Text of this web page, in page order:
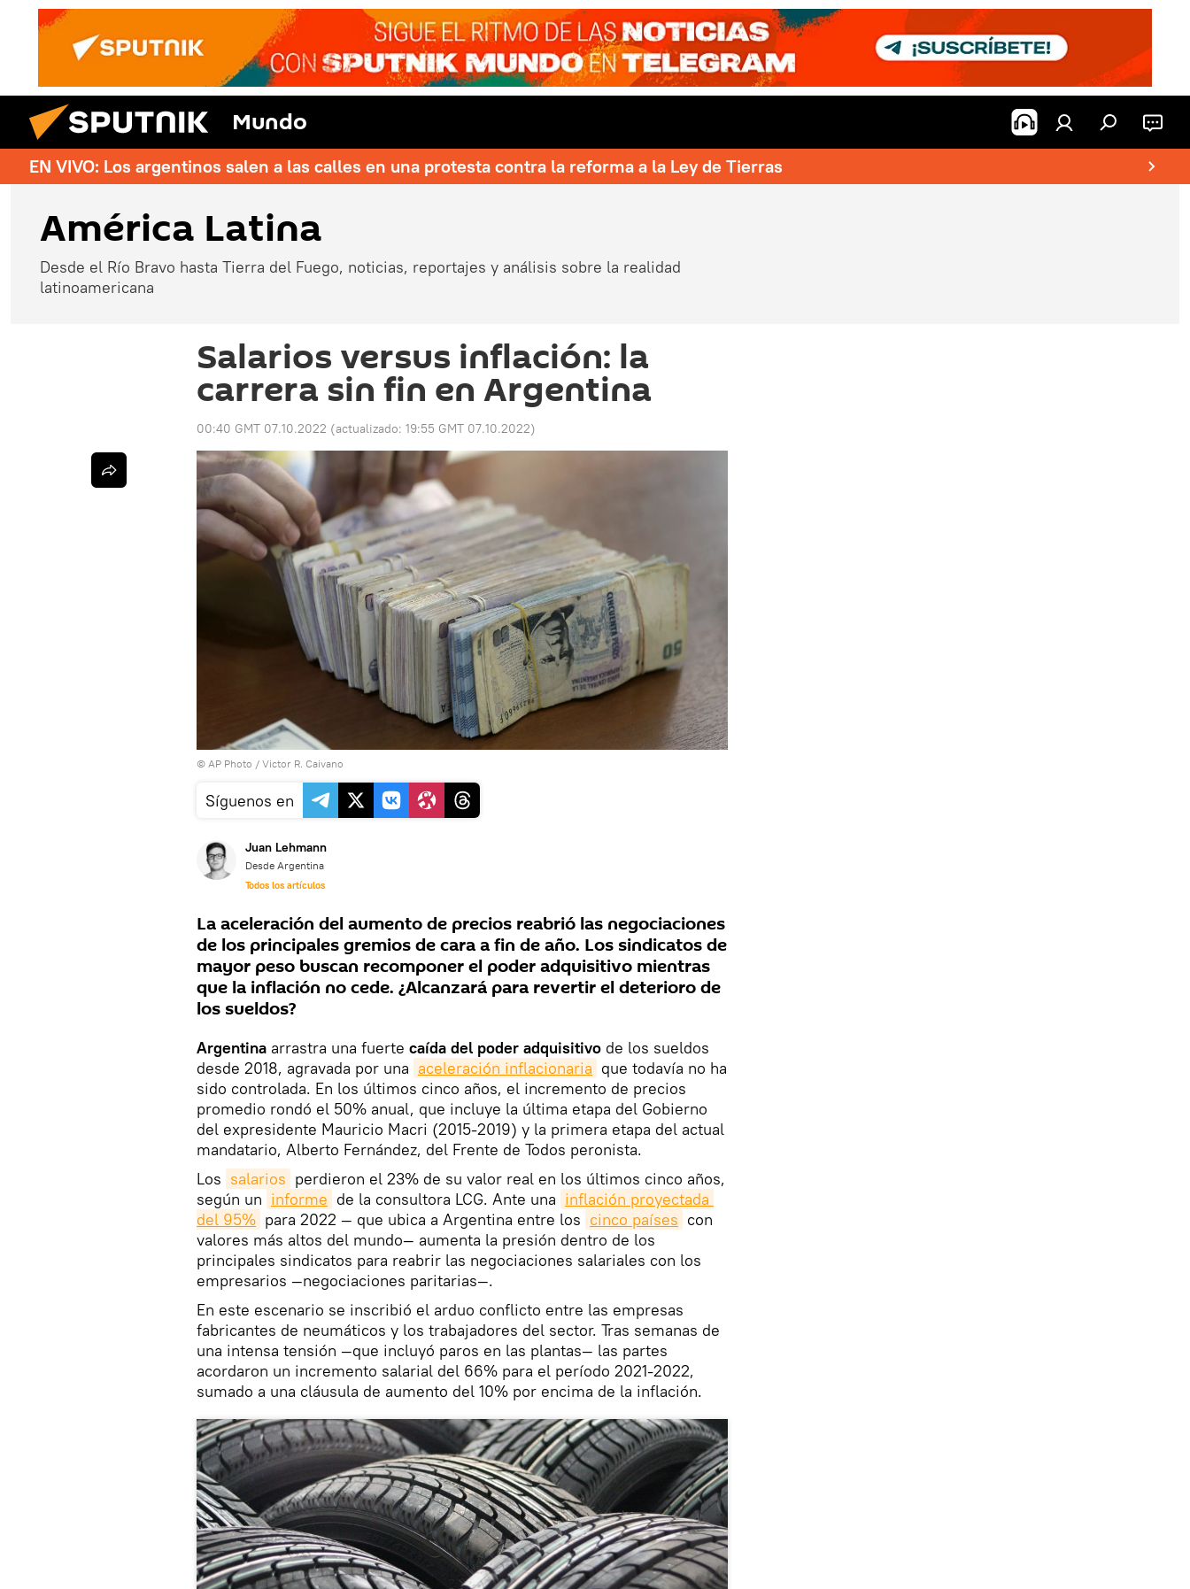
Mundo
EN VIVO: Los argentinos salen a las calles en una protesta contra la reforma a la Ley de Tierras
América Latina
Desde el Río Bravo hasta Tierra del Fuego, noticias, reportajes y análisis sobre la realidad
latinoamericana
Salarios versus inflación: la
carrera sin fin en Argentina
00:40 GMT 07.10.2022 (actualizado: 19:55 GMT 07.10.2022)
© AP Photo / Victor R. Caivano
Síguenos en
Juan Lehmann
Desde Argentina
Todos los artículos
La aceleración del aumento de precios reabrió las negociaciones
de los principales gremios de cara a fin de año. Los sindicatos de
mayor peso buscan recomponer el poder adquisitivo mientras
que la inflación no cede. ¿Alcanzará para revertir el deterioro de
los sueldos?
Argentina arrastra una fuerte caída del poder adquisitivo de los sueldos
desde 2018, agravada por una aceleración inflacionaria que todavía no ha
sido controlada. En los últimos cinco años, el incremento de precios
promedio rondó el 50% anual, que incluye la última etapa del Gobierno
del expresidente Mauricio Macri (2015-2019) y la primera etapa del actual
mandatario, Alberto Fernández, del Frente de Todos peronista.
Los salarios perdieron el 23% de su valor real en los últimos cinco años,
según un informe de la consultora LCG. Ante una inflación proyectada
del 95% para 2022 — que ubica a Argentina entre los cinco países con
valores más altos del mundo— aumenta la presión dentro de los
principales sindicatos para reabrir las negociaciones salariales con los
empresarios —negociaciones paritarias—.
En este escenario se inscribió el arduo conflicto entre las empresas
fabricantes de neumáticos y los trabajadores del sector. Tras semanas de
una intensa tensión —que incluyó paros en las plantas— las partes
acordaron un incremento salarial del 66% para el período 2021-2022,
sumado a una cláusula de aumento del 10% por encima de la inflación.